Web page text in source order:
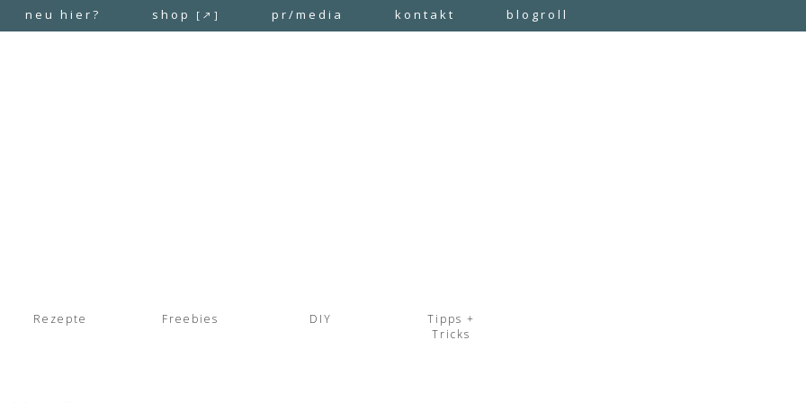
neu hier? shop [↗] pr/media kontakt blogroll
Rezepte Freebies DIY
Tipps +
Tricks